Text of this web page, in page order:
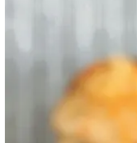
med
tomat og og